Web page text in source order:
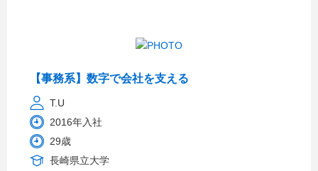
【事務系】数字で会社を支える
T.U
2016年入社
29歳
長崎県立大学